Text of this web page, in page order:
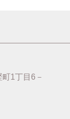
1丁目6－